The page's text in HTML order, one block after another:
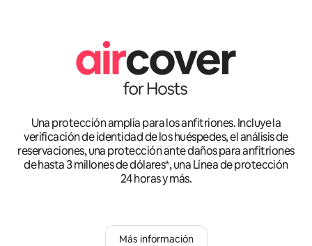
Una protección amplia para los anfitriones. Incluye la
verificación de identidad de los huéspedes, el análisis de
reservaciones, una protección ante daños para anfitriones
de hasta 3 millones de dólares*, una Línea de protección
24 horas y más.
Más información